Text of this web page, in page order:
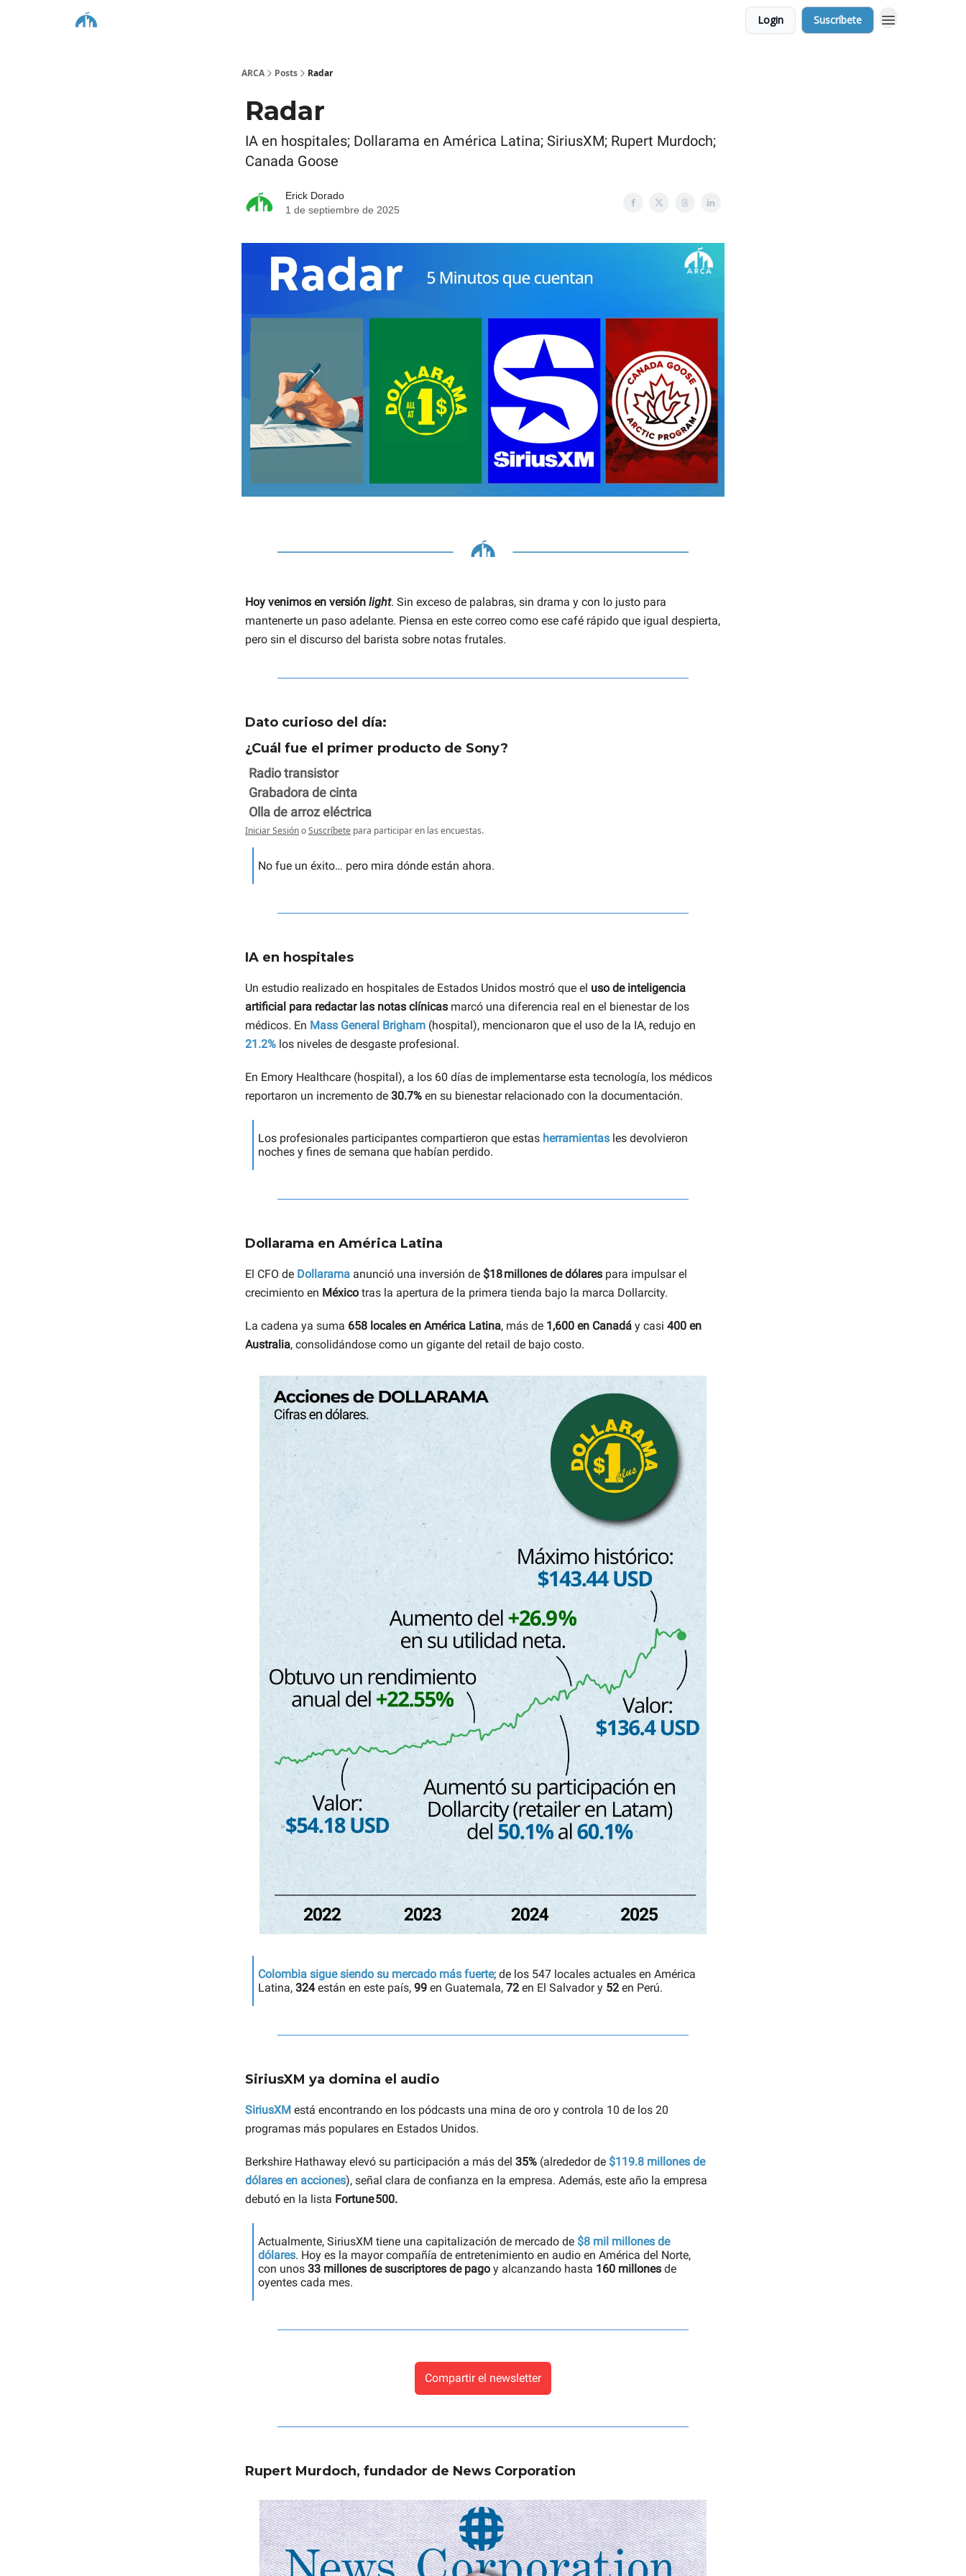
Login Suscríbete
ARCA Posts Radar
Radar
IA en hospitales; Dollarama en América Latina; SiriusXM; Rupert Murdoch;
Canada Goose
Erick Dorado
1 de septiembre de 2025
Hoy venimos en versión light. Sin exceso de palabras, sin drama y con lo justo para
mantenerte un paso adelante. Piensa en este correo como ese café rápido que igual despierta,
pero sin el discurso del barista sobre notas frutales.
Dato curioso del día:
¿Cuál fue el primer producto de Sony?
Radio transistor
Grabadora de cinta
Olla de arroz eléctrica
Iniciar SesiónoSuscríbete para participar en las encuestas.
No fue un éxito… pero mira dónde están ahora.
IA en hospitales
Un estudio realizado en hospitales de Estados Unidos mostró que el uso de inteligencia
artificial para redactar las notas clínicas marcó una diferencia real en el bienestar de los
médicos. En Mass General Brigham (hospital), mencionaron que el uso de la IA, redujo en
21.2% los niveles de desgaste profesional.
En Emory Healthcare (hospital), a los 60 días de implementarse esta tecnología, los médicos
reportaron un incremento de 30.7% en su bienestar relacionado con la documentación.
Los profesionales participantes compartieron que estas herramientas les devolvieron
noches y fines de semana que habían perdido.
Dollarama en América Latina
El CFO de Dollarama anunció una inversión de $18 millones de dólares para impulsar el
crecimiento en México tras la apertura de la primera tienda bajo la marca Dollarcity.
La cadena ya suma 658 locales en América Latina, más de 1,600 en Canadá y casi 400 en
Australia, consolidándose como un gigante del retail de bajo costo.
Colombia sigue siendo su mercado más fuerte; de los 547 locales actuales en América
Latina, 324están en este país, 99 en Guatemala, 72 en El Salvador y 52 en Perú.
SiriusXM ya domina el audio
SiriusXM está encontrando en los pódcasts una mina de oro y controla 10 de los 20
programas más populares en Estados Unidos.
Berkshire Hathaway elevó su participación a más del 35% (alrededor de $119.8 millones de
dólares en acciones), señal clara de confianza en la empresa. Además, este año la empresa
debutó en la lista Fortune 500.
Actualmente, SiriusXM tiene una capitalización de mercado de $8 mil millones de
dólares. Hoy es la mayor compañía de entretenimiento en audio en América del Norte,
con unos 33 millones de suscriptores de pago y alcanzando hasta 160 millones de
oyentes cada mes.
Compartir el newsletter
Rupert Murdoch, fundador de News Corporation